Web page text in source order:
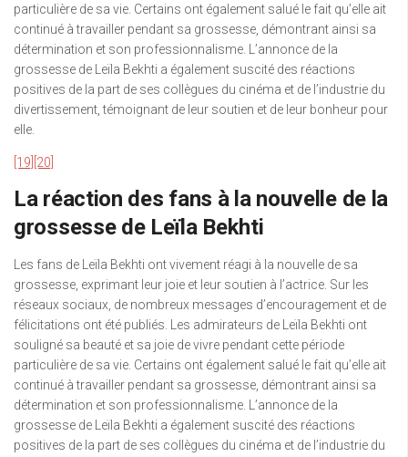
particulière de sa vie. Certains ont également salué le fait qu’elle ait
continué à travailler pendant sa grossesse, démontrant ainsi sa
détermination et son professionnalisme. L’annonce de la
grossesse de Leïla Bekhti a également suscité des réactions
positives de la part de ses collègues du cinéma et de l’industrie du
divertissement, témoignant de leur soutien et de leur bonheur pour
elle.
[19] [20]
La réaction des fans à la nouvelle de la
grossesse de Leïla Bekhti
Les fans de Leïla Bekhti ont vivement réagi à la nouvelle de sa
grossesse, exprimant leur joie et leur soutien à l’actrice. Sur les
réseaux sociaux, de nombreux messages d’encouragement et de
félicitations ont été publiés. Les admirateurs de Leïla Bekhti ont
souligné sa beauté et sa joie de vivre pendant cette période
particulière de sa vie. Certains ont également salué le fait qu’elle ait
continué à travailler pendant sa grossesse, démontrant ainsi sa
détermination et son professionnalisme. L’annonce de la
grossesse de Leïla Bekhti a également suscité des réactions
positives de la part de ses collègues du cinéma et de l’industrie du